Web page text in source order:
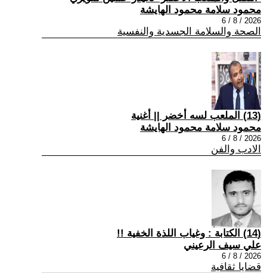
محمود سلامة محمود الهايشة
2026 / 8 / 6
الصحة والسلامة الجسدية والنفسية
(13) الملعب لسه أخضر || أغنية
محمود سلامة محمود الهايشة
2026 / 8 / 6
الادب والفن
(14) الكتابة : وغياب اللذة الخفية !!
علي سيف الرعيني
2026 / 8 / 6
قضايا ثقافية